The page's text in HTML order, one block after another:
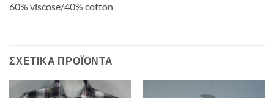
60% viscose/40% cotton
ΣΧΕΤΙΚΆ ΠΡΟΪΌΝΤΑ